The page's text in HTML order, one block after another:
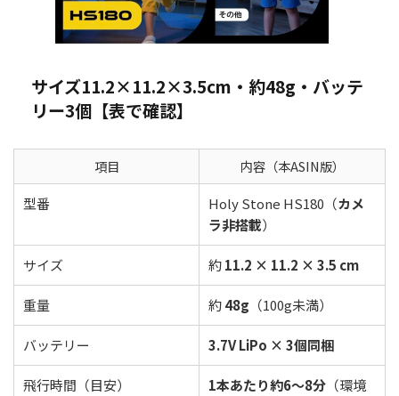
サイズ11.2×11.2×3.5cm・約48g・バッテ
リー3個【表で確認】
項目
内容（本ASIN版）
型番
Holy Stone HS180（カメ
ラ非搭載）
サイズ 約11.2 × 11.2 × 3.5 cm
重量 約48g （100g未満）
バッテリー 3.7V LiPo × 3個同梱
飛行時間（目安） 1本あたり約6〜8分 （環境